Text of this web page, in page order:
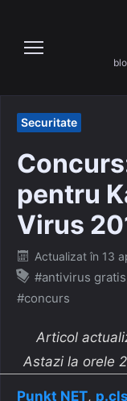
content
Securitate
pentru
Virus
Posted
on
Actualizat în 13
#antivirus gratis
#concurs
Articol
Astazi la orele
Punkt NET,